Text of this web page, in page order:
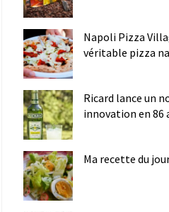
Napoli Pizza
véritable pizza
Ricard lance un
innovation en 86
Ma recette du